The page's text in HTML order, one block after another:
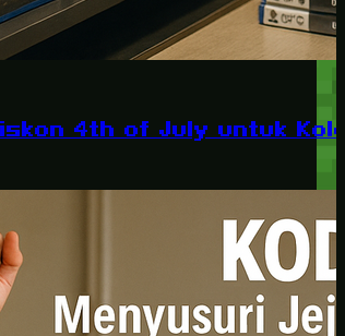
4th of July untuk